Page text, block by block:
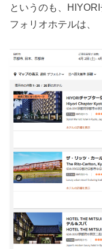
というのも、
フォリオホテルは、